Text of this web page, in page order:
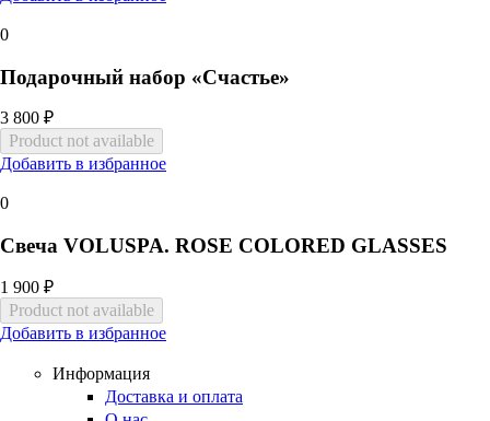
0
Подарочный набор «Счастье»
3 800 ₽
Добавить в избранное
0
Свеча VOLUSPA. ROSE COLORED GLASSES
1 900 ₽
Добавить в избранное
Информация
Доставка и оплата